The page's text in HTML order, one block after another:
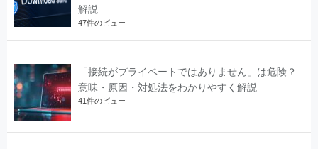
解説
47件のビュー
「接続がプライベートではありません」は危険？
意味・原因・対処法をわかりやすく解説
41件のビュー